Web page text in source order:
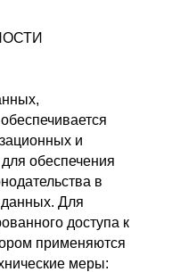
и
обеспечения
в
Для
доступа к
применяются
меры: